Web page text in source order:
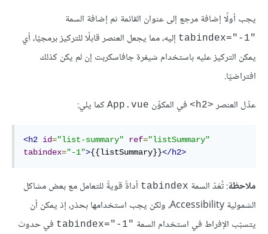
يجب أولًا إضافة مرجع إلى عنوان القائمة ثم إضافة السمة
tabindex="-1"‎ إليه، مما يجعل العنصر قابلًا للتركيز برمجيًا، أي
يمكن التركيز عليه باستخدام شيفرة جافاسكربت إن لم يكن كذلك
افتراضيًا.
عدِّل العنصر <h2> في المكوِّن App.vue كما يلي:
<h2 id="list-summary" ref="listSummary"
tabindex="-1">{{listSummary}}</h2>
ملاحظة: تُعَدّ السمة tabindex أداةً قويةً للتعامل مع بعض مشاكل
الشمولية Accessibility، ولكن يجب استخدامها بحذر، إذ يمكن أن
يتسبّب الإفراط في استخدام السمة tabindex="-1"‎ في حدوث